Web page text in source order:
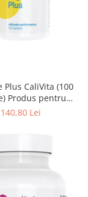
Plus CaliVita (100
Produs pentru
şi regenerarea
140,80 Lei